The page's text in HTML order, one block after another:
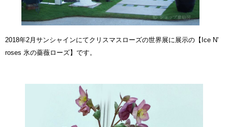
2018年2月サンシャインにてクリスマスローズの世界展に展示の 【Ice N'
roses 氷の薔薇ローズ】 です。